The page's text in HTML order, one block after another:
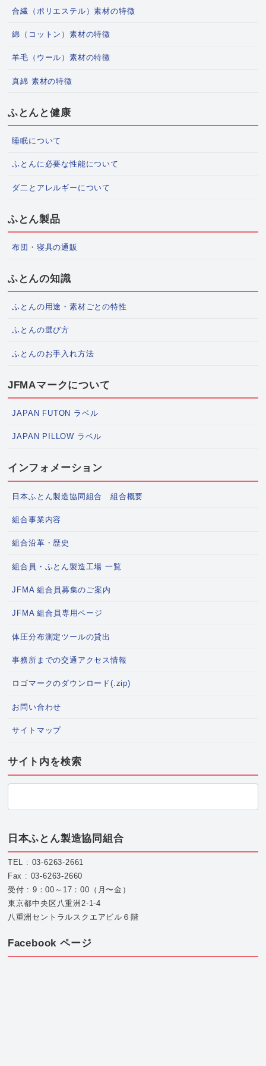
合繊（ポリエステル）素材の特徴
綿（コットン）素材の特徴
羊毛（ウール）素材の特徴
真綿 素材の特徴
ふとんと健康
睡眠について
ふとんに必要な性能について
ダ二とアレルギーについて
ふとん製品
布団・寝具の通販
ふとんの知識
ふとんの用途・素材ごとの特性
ふとんの選び方
ふとんのお手入れ方法
JFMAマークについて
JAPAN FUTON ラベル
JAPAN PILLOW ラベル
インフォメーション
日本ふとん製造協同組合 組合概要
組合事業内容
組合沿革・歴史
組合員・ふとん製造工場 一覧
JFMA 組合員募集のご案内
JFMA 組合員専用ページ
体圧分布測定ツールの貸出
事務所までの交通アクセス情報
ロゴマークのダウンロード(.zip)
お問い合わせ
サイトマップ
サイト内を検索
日本ふとん製造協同組合
TEL : 03-6263-2661
Fax : 03-6263-2660
受付 : 9：00～17：00（月〜金）
東京都中央区八重洲2-1-4
八重洲セントラルスクエアビル６階
Facebook ページ